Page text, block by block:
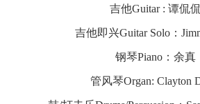
吉他Guitar : 谭侃
吉他即兴Guitar Solo：
钢琴Piano：余真
管风琴Organ: Clayton